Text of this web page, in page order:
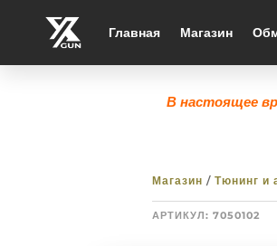
Главная Магазин
В настоящее
Магазин / Тюнинг и
АРТИКУЛ: 7050102